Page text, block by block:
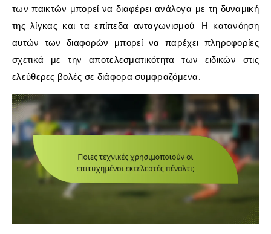
των παικτών μπορεί να διαφέρει ανάλογα με τη δυναμική
της λίγκας και τα επίπεδα ανταγωνισμού. Η κατανόηση
αυτών των διαφορών μπορεί να παρέχει πληροφορίες
σχετικά με την αποτελεσματικότητα των ειδικών στις
ελεύθερες βολές σε διάφορα συμφραζόμενα.